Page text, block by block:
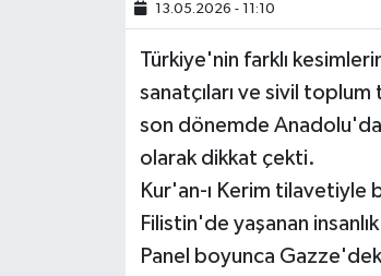
13.05.2026 - 11:10
Türkiye'nin farklı
sanatçıları ve sivil
son dönemde
olarak dikkat çekti.
Kur'an-ı Kerim tilavetiyle
Filistin'de yaşanan
Panel boyunca